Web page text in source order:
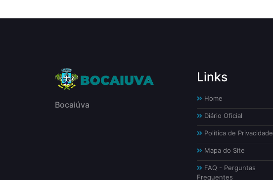
Bocaiúva
Links
Home
Diário Oficial
Política de Privacidade
Mapa do Site
FAQ - Perguntas
Frequentes